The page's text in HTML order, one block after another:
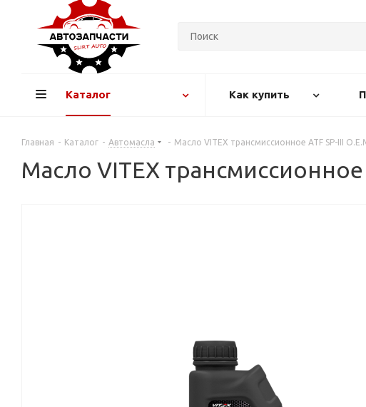
Каталог Как купить
Главная - Каталог - Автомасла - Масло VITEX трансмиссионное ATF SP-III
Масло VITEX трансмиссионное